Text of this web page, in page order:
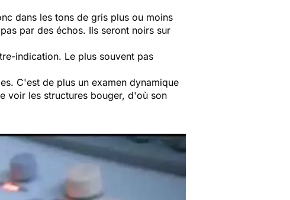
dans les tons de gris plus ou moins
par des échos. Ils seront noirs sur
indication. Le plus souvent pas
C'est de plus un examen dynamique
voir les structures bouger, d'où son